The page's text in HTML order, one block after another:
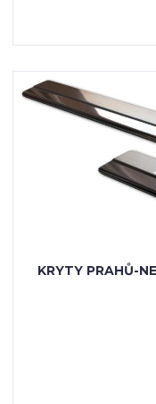
KRYTY PRAHŮ-